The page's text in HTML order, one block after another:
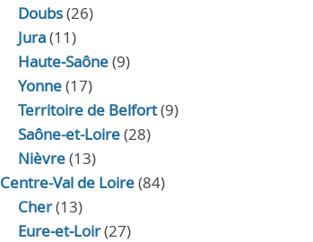
Doubs(26)
Jura(11)
Haute‑Saône(9)
Yonne(17)
Territoire de Belfort(9)
Saône-et-Loire(28)
Nièvre(13)
Centre-Val de Loire(84)
Cher(13)
Eure‑et‑Loir(27)